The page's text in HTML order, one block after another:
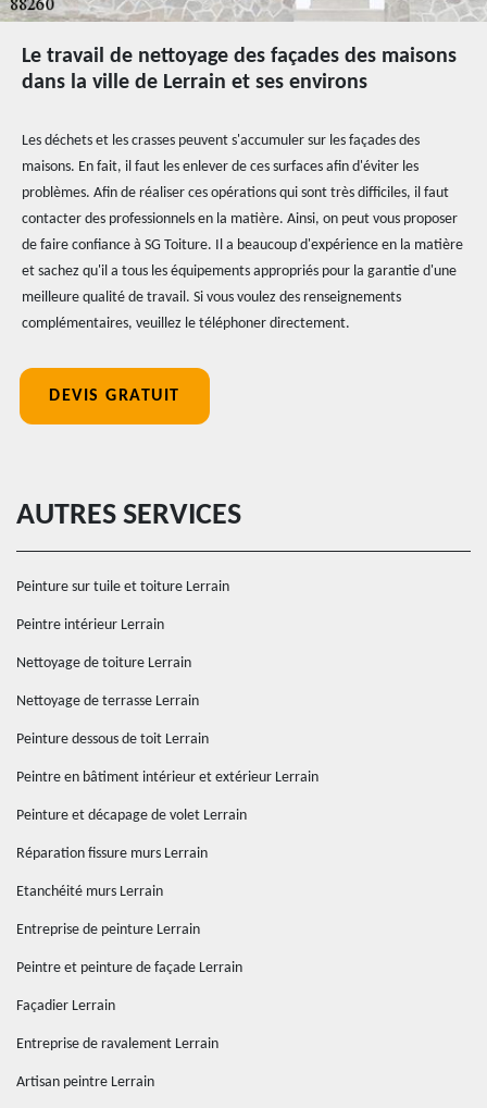
Le travail de nettoyage des façades des maisons
dans la ville de Lerrain et ses environs
Les déchets et les crasses peuvent s'accumuler sur les façades des
maisons. En fait, il faut les enlever de ces surfaces afin d'éviter les
problèmes. Afin de réaliser ces opérations qui sont très difficiles, il faut
contacter des professionnels en la matière. Ainsi, on peut vous proposer
de faire confiance à SG Toiture. Il a beaucoup d'expérience en la matière
et sachez qu'il a tous les équipements appropriés pour la garantie d'une
meilleure qualité de travail. Si vous voulez des renseignements
complémentaires, veuillez le téléphoner directement.
DEVIS GRATUIT
AUTRES SERVICES
Peinture sur tuile et toiture Lerrain
Peintre intérieur Lerrain
Nettoyage de toiture Lerrain
Nettoyage de terrasse Lerrain
Peinture dessous de toit Lerrain
Peintre en bâtiment intérieur et extérieur Lerrain
Peinture et décapage de volet Lerrain
Réparation fissure murs Lerrain
Etanchéité murs Lerrain
Entreprise de peinture Lerrain
Peintre et peinture de façade Lerrain
Façadier Lerrain
Entreprise de ravalement Lerrain
Artisan peintre Lerrain